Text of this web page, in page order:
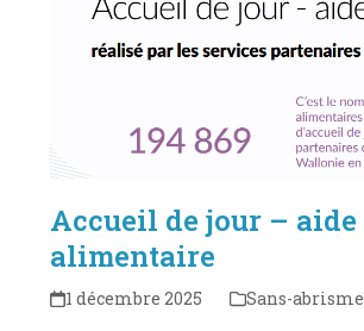
Accueil de jour – aide
alimentaire
1 décembre 2025 Sans-abrisme